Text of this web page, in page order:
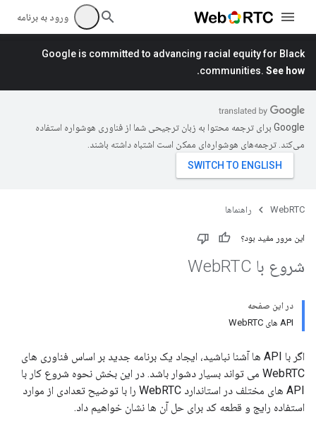
ورود به برنامه
Google is committed to advancing racial equity for Black
communities. See how.
‫Google برای ترجمه محتوا به زبان ترجیحی شما از فناوری هوشواره استفاده
می‌کند. ترجمه‌های هوشواره‌ای ممکن است اشتباه داشته باشند.
WebRTC راهنماها
این مرور مفید بود؟
شروع با Web RTC
در این صفحه
API های WebRTC
اگر با API ها آشنا نباشید، ایجاد یک برنامه جدید بر اساس فناوری های
WebRTC می تواند بسیار دشوار باشد. در این بخش نحوه شروع کار با
API های مختلف در استاندارد WebRTC را با توضیح تعدادی از موارد
استفاده رایج و قطعه کد برای حل آن ها نشان خواهیم داد.